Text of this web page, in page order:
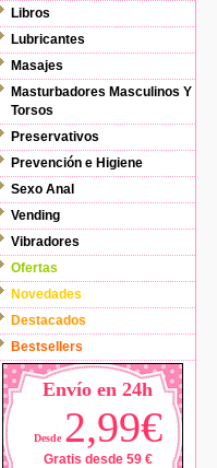
Libros
Lubricantes
Masajes
Masturbadores Masculinos Y
Torsos
Preservativos
Prevención e Higiene
Sexo Anal
Vending
Vibradores
Ofertas
Novedades
Destacados
Bestsellers
Envío en 24h
Desde 2,99€
Gratis desde 59 €